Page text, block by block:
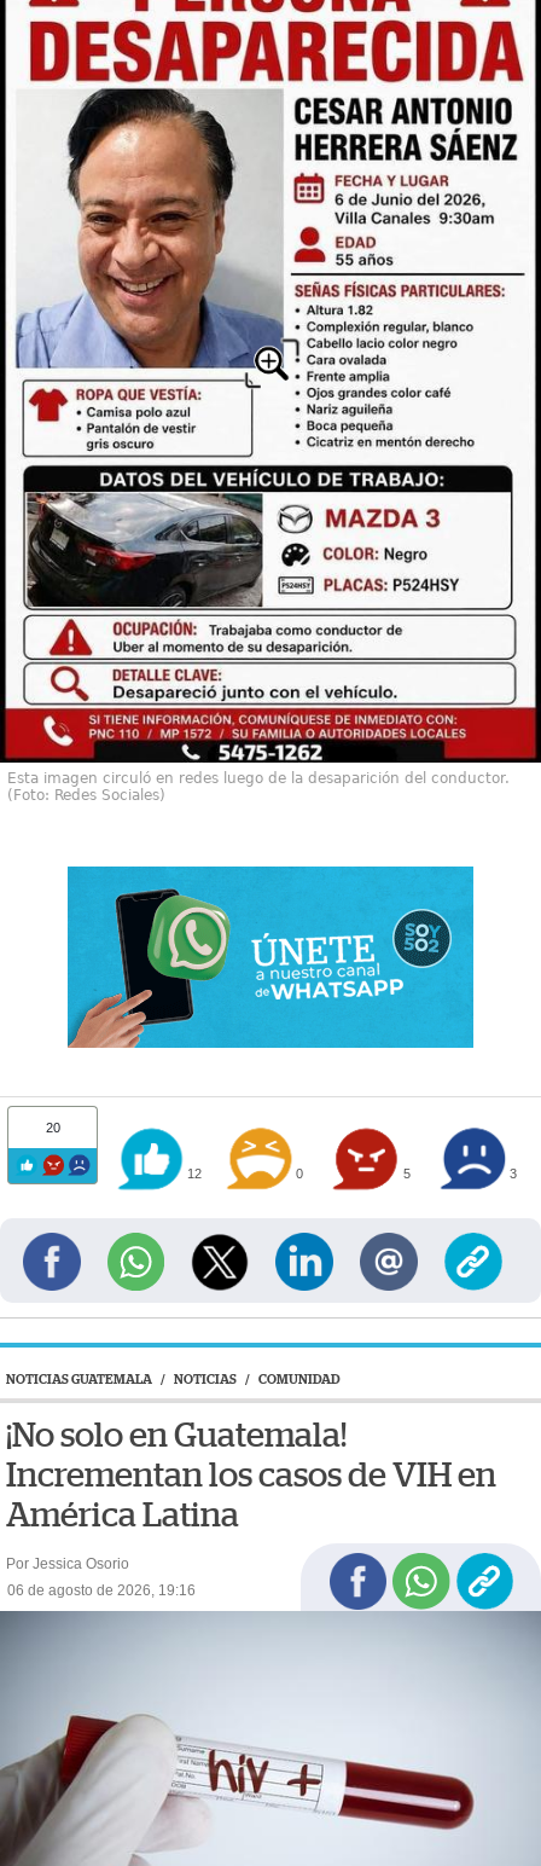
Esta imagen circuló en redes luego de la desaparición del conductor.
(Foto: Redes Sociales)
20
12 0 5 3
NOTICIAS GUATEMALA / NOTICIAS / COMUNIDAD
¡No solo en Guatemala!
Incrementan los casos de VIH en
América Latina
Por Jessica Osorio
06 de agosto de 2026, 19:16